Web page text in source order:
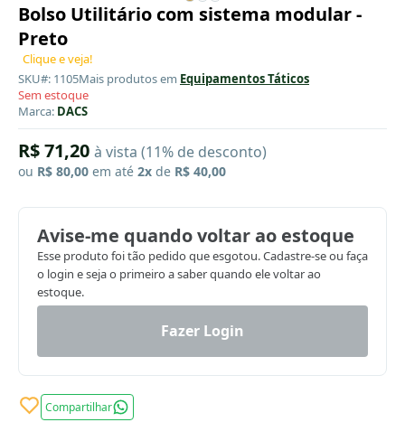
Bolso Utilitário com sistema modular -
Preto
Clique e veja!
SKU#: 1105Mais produtos em Equipamentos Táticos
Sem estoque
Marca: DACS
R$ 71,20 à vista (11% de desconto)
ou R$ 80,00 em até 2x de R$ 40,00
Avise-me quando voltar ao estoque
Esse produto foi tão pedido que esgotou. Cadastre-se ou faça
o login e seja o primeiro a saber quando ele voltar ao
estoque.
Fazer Login
Compartilhar